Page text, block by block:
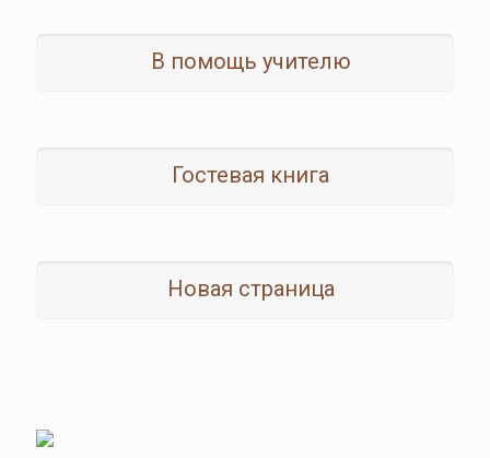
В помощь учителю
Гостевая книга
Новая страница